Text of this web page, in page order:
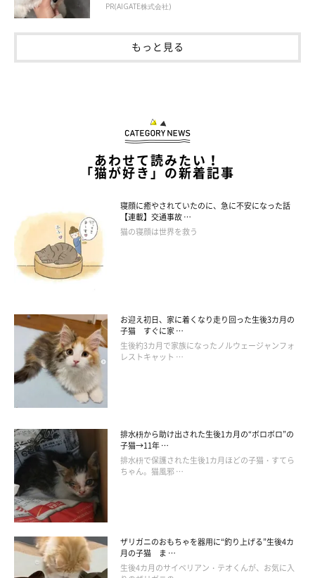
PR(AIGATE株式会社)
もっと見る
あわせて読みたい！
「猫が好き」の新着記事
寝顔に癒やされていたのに、急に不安になった話
【連載】交通事故 …
猫の寝顔は世界を救う
お迎え初日、家に着くなり走り回った生後3カ月の
子猫 すぐに家 …
生後約3カ月で家族になったノルウェージャンフォ
レストキャット …
排水枡から助け出された生後1カ月の“ボロボロ”の
子猫→11年 …
排水枡で保護された生後1カ月ほどの子猫・すてら
ちゃん。猫風邪 …
ザリガニのおもちゃを器用に“釣り上げる”生後4カ
月の子猫 ま …
生後4カ月のサイベリアン・テオくんが、お気に入